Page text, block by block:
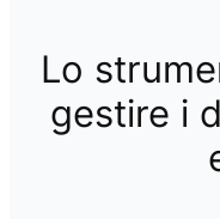
Lo
gestire i